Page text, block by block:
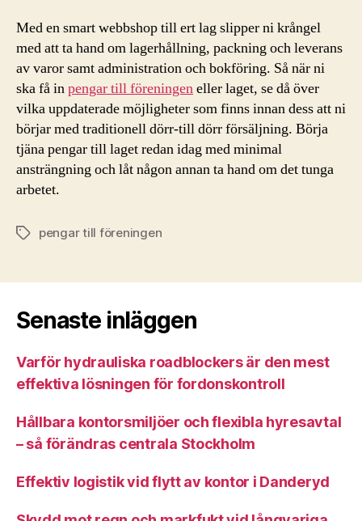
Med en smart webbshop till ert lag slipper ni krångel
med att ta hand om lagerhållning, packning och leverans
av varor samt administration och bokföring. Så när ni
ska få inpengar till föreningeneller laget, se då över
vilka uppdaterade möjligheter som finns innan dess att ni
börjar med traditionell dörr-till dörr försäljning. Börja
tjäna pengar till laget redan idag med minimal
ansträngning och låt någon annan ta hand om det tunga
arbetet.
Etiketterpengar till föreningen
Senaste inläggen
Varför hydrauliska roadblockers är den mest
effektiva lösningen för fordonskontroll
Hållbara kontorsmiljöer och flexibla hyresavtal
– så förändras centrala Stockholm
Effektiv logistik vid flytt av kontor i Danderyd